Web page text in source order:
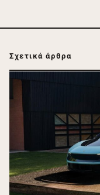
Σχετικά άρθρα